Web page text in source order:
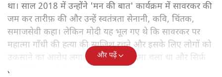
था। साल 2018 में उन्होंने 'मन की बात' कार्यक्रम में सावरकर की
जम कर तारीफ़ की और उन्हें स्वतंत्रता सेनानी, कवि, चिंतक,
समाजसेवी कहा। लेकिन मोदी यह भूल गए थे कि सावरकर पर
महात्मा गाँधी की हत्या की साजिश रचने और इसके लिए लोगों को
उकसाने का आरोप लगा था, उन पर मुक़दमा चला था और सिर्फ़
तकनीकी कारणों से उन्हें सज़ा नहीं हुई थी।
और पढ़ें